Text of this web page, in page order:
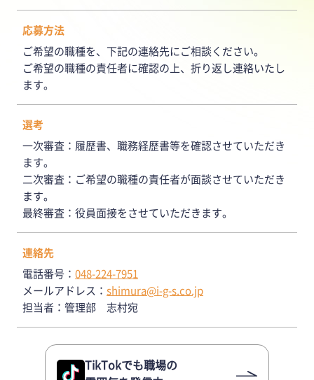
応募方法
ご希望の職種を、下記の連絡先にご相談ください。
ご希望の職種の責任者に確認の上、折り返し連絡いたし
ます。
選考
一次審査：履歴書、職務経歴書等を確認させていただき
ます。
二次審査：ご希望の職種の責任者が面談させていただき
ます。
最終審査：役員面接をさせていただきます。
連絡先
電話番号： 048-224-7951
メールアドレス： shimura@i-g-s.co.jp
担当者：管理部 志村宛
TikTokでも職場の